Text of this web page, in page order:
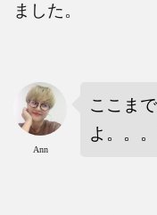
ました。
Ann
ここま
よ。。